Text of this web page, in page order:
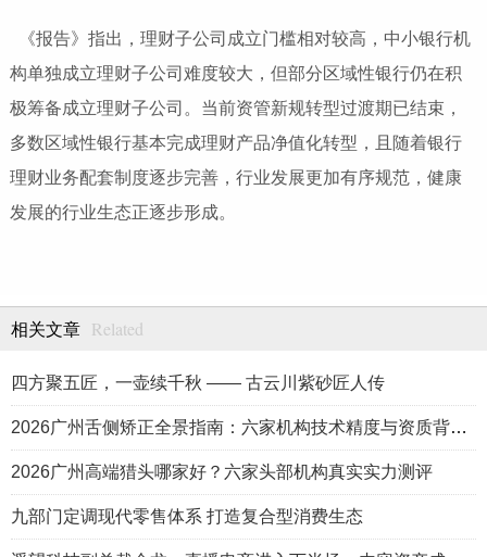
《报告》指出，理财子公司成立门槛相对较高，中小银行机
构单独成立理财子公司难度较大，但部分区域性银行仍在积
极筹备成立理财子公司。当前资管新规转型过渡期已结束，
多数区域性银行基本完成理财产品净值化转型，且随着银行
理财业务配套制度逐步完善，行业发展更加有序规范，健康
发展的行业生态正逐步形成。
相关文章 Related
四方聚五匠，一壶续千秋 —— 古云川紫砂匠人传
2026广州舌侧矫正全景指南：六家机构技术精度与资质背书解读
2026广州高端猎头哪家好？六家头部机构真实实力测评
九部门定调现代零售体系 打造复合型消费生态